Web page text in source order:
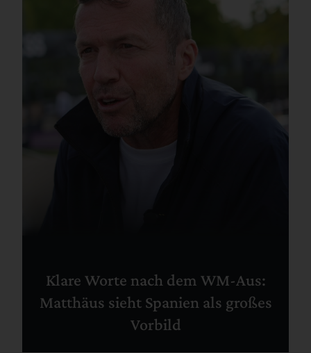
Klare Worte nach dem WM-Aus:
Matthäus sieht Spanien als großes
Vorbild